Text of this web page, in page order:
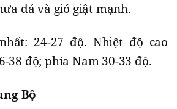
đá và gió giật mạnh.
24-27 độ. Nhiệt độ cao
38 độ; phía Nam 30-33 độ.
Bộ